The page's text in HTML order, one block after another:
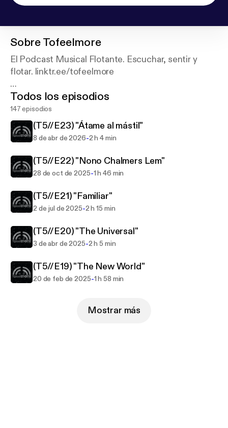
SobreTofeelmore
El Podcast Musical Flotante. Escuchar, sentir y
flotar. linktr.ee/tofeelmore
Terrícolas, es la música, su frecuencia, la que nos
conecta. Son las reflexiones, las que nos
guían. Flotante.
Todos los episodios
147 episodios
(T5//E23) "Átame al mástil"
8 de abr de 2026-2 h 4 min
(T5//E22) "Nono Chalmers Lem"
28 de oct de 2025-1 h 46 min
(T5//E21) "Familiar"
2 de jul de 2025-2 h 15 min
(T5//E20) "The Universal"
3 de abr de 2025-2 h 5 min
(T5//E19) "The New World"
20 de feb de 2025-1 h 58 min
Mostrar más